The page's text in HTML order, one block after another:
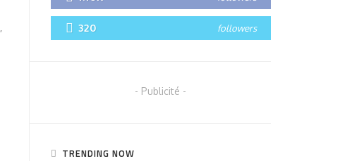
320 followers
- Publicité -
TRENDING NOW